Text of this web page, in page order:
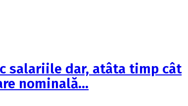
salariile dar, atâta timp cât
nominală…